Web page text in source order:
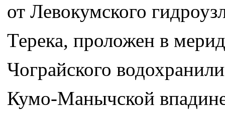
от Левокумского
Терека, проложен в
Чограйского
Кумо-Манычской